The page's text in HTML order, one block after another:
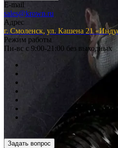
E-mail
sales@krown.ru
Адрес
г. Смоленск, ул. Кашена 21
Режим работы
Пн-вс с 9:00-21:00 без выходных
Задать вопрос